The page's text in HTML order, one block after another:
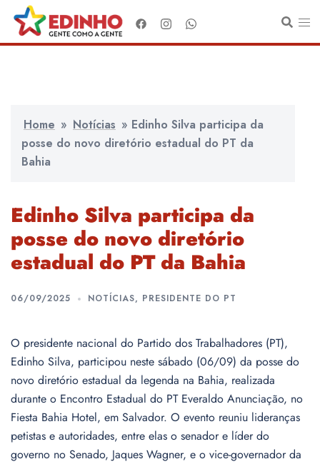
para
o
Home » Notícias » Edinho Silva participa da
posse do novo diretório estadual do PT da
Bahia
Edinho Silva participa da
posse do novo diretório
estadual do PT da Bahia
06/09/2025 NOTÍCIAS, PRESIDENTE DO PT
O presidente nacional do Partido dos Trabalhadores (PT),
Edinho Silva, participou neste sábado (06/09) da posse do
novo diretório estadual da legenda na Bahia, realizada
durante o Encontro Estadual do PT Everaldo Anunciação, no
Fiesta Bahia Hotel, em Salvador. O evento reuniu lideranças
petistas e autoridades, entre elas o senador e líder do
governo no Senado, Jaques Wagner, e o vice-governador da